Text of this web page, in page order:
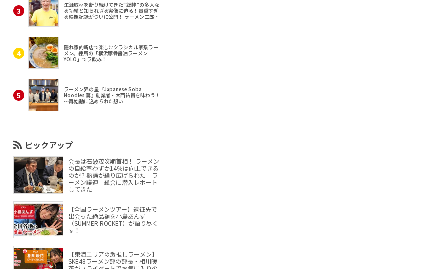
生涯取材を断り続けてきた“総帥”の多大な
る功績と知られざる実像に迫る！貴重すぎ
る映像記録がついに公開！ ラーメン二郎
隠れ家的新店で楽しむクラシカル家系ラー
メン。練馬の「横浜豚骨醤油ラーメン
YOLO」でラ飲み！
ラーメン界の星『Japanese Soba
Noodles 蔦』創業者・大西祐貴を味わう！
～再始動に込められた想い
ピックアップ
会長は石破茂次期首相！ ラーメン
の自給率わずか14％は向上できる
のか!? 熱論が繰り広げられた「ラ
ーメン議連」総会に潜入レポート
してきた
【全国ラーメンツアー】遠征先で
出会った絶品麺を小島あんず
（SUMMER ROCKET）が語り尽く
す！
【東海エリアの激推しラーメン】
SKE48ラーメン部の部長・相川暖